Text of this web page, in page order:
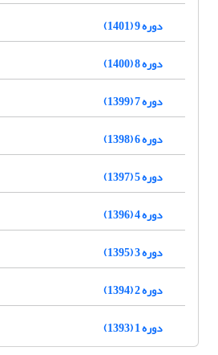
دوره 9 (1401)
دوره 8 (1400)
دوره 7 (1399)
دوره 6 (1398)
دوره 5 (1397)
دوره 4 (1396)
دوره 3 (1395)
دوره 2 (1394)
دوره 1 (1393)